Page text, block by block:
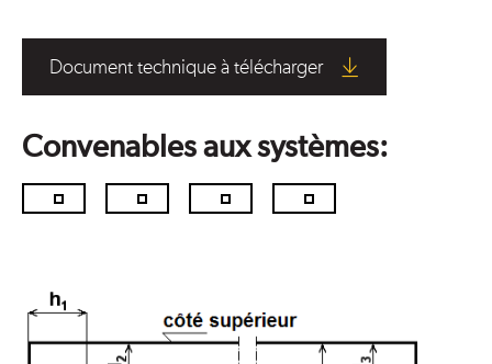
Document technique à télécharger
Convenables aux systèmes: